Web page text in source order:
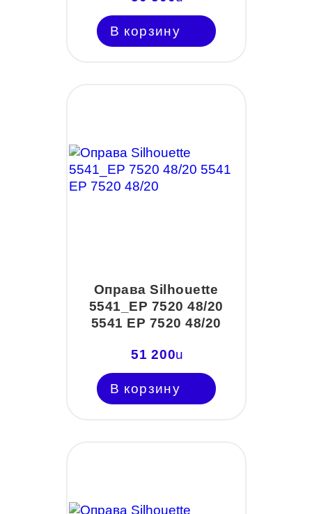
В корзину
Оправа Silhouette
5541_EP 7520 48/20
5541 EP 7520 48/20
51 200u
В корзину